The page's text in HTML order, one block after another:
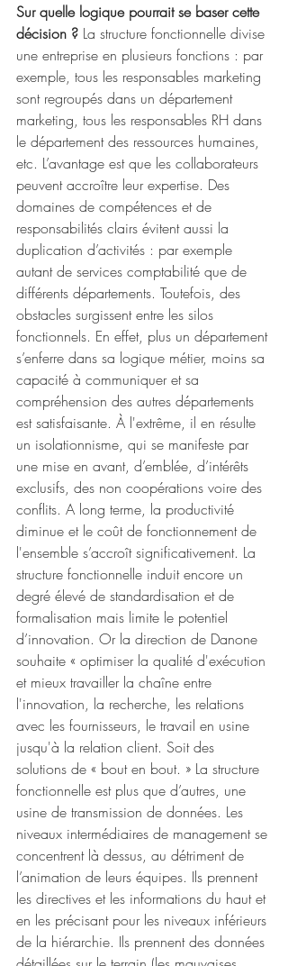
Sur quelle logique pourrait se baser cette
décision ? La structure fonctionnelle divise
une entreprise en plusieurs fonctions : par
exemple, tous les responsables marketing
sont regroupés dans un département
marketing, tous les responsables RH dans
le département des ressources humaines,
etc. L’avantage est que les collaborateurs
peuvent accroître leur expertise. Des
domaines de compétences et de
responsabilités clairs évitent aussi la
duplication d’activités : par exemple
autant de services comptabilité que de
différents départements. Toutefois, des
obstacles surgissent entre les silos
fonctionnels. En effet, plus un département
s’enferre dans sa logique métier, moins sa
capacité à communiquer et sa
compréhension des autres départements
est satisfaisante. À l'extrême, il en résulte
un isolationnisme, qui se manifeste par
une mise en avant, d’emblée, d’intérêts
exclusifs, des non coopérations voire des
conflits. A long terme, la productivité
diminue et le coût de fonctionnement de
l'ensemble s’accroît significativement. La
structure fonctionnelle induit encore un
degré élevé de standardisation et de
formalisation mais limite le potentiel
d’innovation. Or la direction de Danone
souhaite « optimiser la qualité d'exécution
et mieux travailler la chaîne entre
l'innovation, la recherche, les relations
avec les fournisseurs, le travail en usine
jusqu'à la relation client. Soit des
solutions de « bout en bout. » La structure
fonctionnelle est plus que d’autres, une
usine de transmission de données. Les
niveaux intermédiaires de management se
concentrent là dessus, au détriment de
l’animation de leurs équipes. Ils prennent
les directives et les informations du haut et
en les précisant pour les niveaux inférieurs
de la hiérarchie. Ils prennent des données